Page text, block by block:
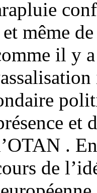
même
il y
et
.
de